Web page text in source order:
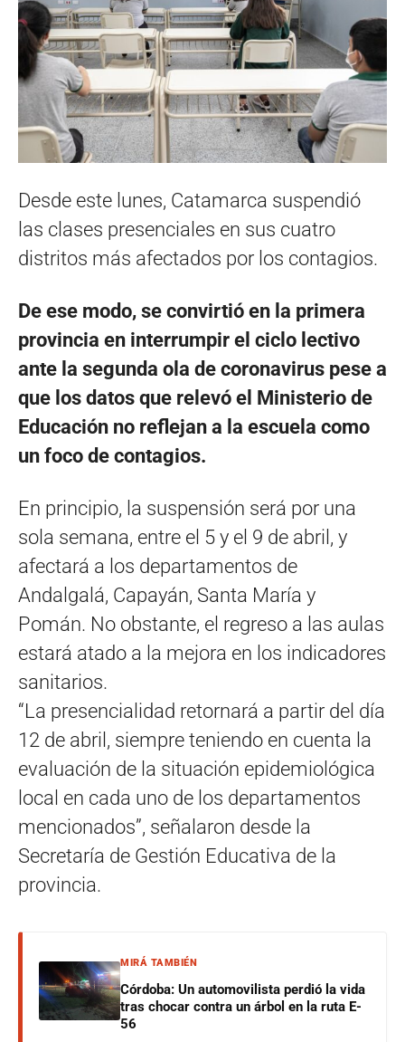
Desde este lunes, Catamarca suspendió
las clases presenciales en sus cuatro
distritos más afectados por los contagios.
De ese modo, se convirtió en la primera
provincia en interrumpir el ciclo lectivo
ante la segunda ola de coronavirus pese a
que los datos que relevó el Ministerio de
Educación no reflejan a la escuela como
un foco de contagios.
En principio, la suspensión será por una
sola semana, entre el 5 y el 9 de abril, y
afectará a los departamentos de
Andalgalá, Capayán, Santa María y
Pomán. No obstante, el regreso a las aulas
estará atado a la mejora en los indicadores
sanitarios.
“La presencialidad retornará a partir del día
12 de abril, siempre teniendo en cuenta la
evaluación de la situación epidemiológica
local en cada uno de los departamentos
mencionados”, señalaron desde la
Secretaría de Gestión Educativa de la
provincia.
MIRÁ TAMBIÉN
Córdoba: Un automovilista perdió la vida
tras chocar contra un árbol en la ruta E-
56